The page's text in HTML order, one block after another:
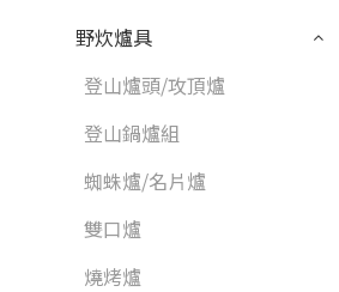
野炊爐具
登山爐頭/攻頂爐
登山鍋爐組
蜘蛛爐/名片爐
雙口爐
燒烤爐